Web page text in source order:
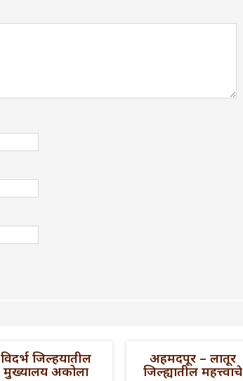
विदर्भ जिल्हयातील
मुख्यालय अकोला
अहमदपूर – लातूर
जिल्ह्यातील महत्त्वाचे